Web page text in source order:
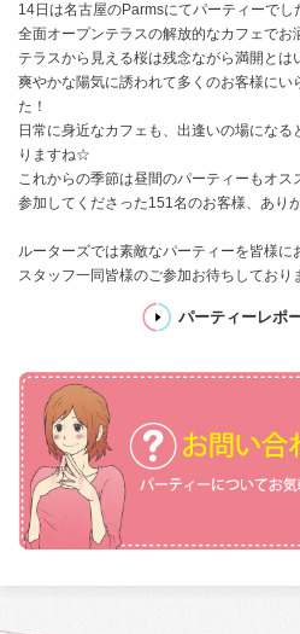
14日は名古屋のParmsにてパーティーでし
全面オープンテラスの解放的なカフェで
テラスから見える桜は残念ながら満開とは
爽やかな陽気に誘われて多くのお客様にい
た！
日常に身近なカフェも、出逢いの場にな
りますね☆
これからの季節は昼間のパーティーもオス
参加してくださった151名のお客様、あり
ルーターズでは素敵なパーティーを皆様
スタッフ一同皆様のご参加お待ちしてお
パーティーレポ